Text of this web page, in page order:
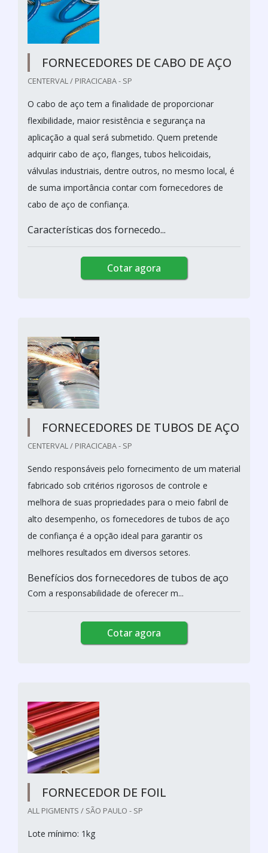
FORNECEDORES DE CABO DE AÇO
CENTERVAL / PIRACICABA - SP
O cabo de aço tem a finalidade de proporcionar
flexibilidade, maior resistência e segurança na
aplicação a qual será submetido. Quem pretende
adquirir cabo de aço, flanges, tubos helicoidais,
válvulas industriais, dentre outros, no mesmo local, é
de suma importância contar com fornecedores de
cabo de aço de confiança.
Características dos fornecedo...
Cotar agora
FORNECEDORES DE TUBOS DE AÇO
CENTERVAL / PIRACICABA - SP
Sendo responsáveis pelo fornecimento de um material
fabricado sob critérios rigorosos de controle e
melhora de suas propriedades para o meio fabril de
alto desempenho, os fornecedores de tubos de aço
de confiança é a opção ideal para garantir os
melhores resultados em diversos setores.
Benefícios dos fornecedores de tubos de aço
Com a responsabilidade de oferecer m...
Cotar agora
FORNECEDOR DE FOIL
ALL PIGMENTS / SÃO PAULO - SP
Lote mínimo: 1kg